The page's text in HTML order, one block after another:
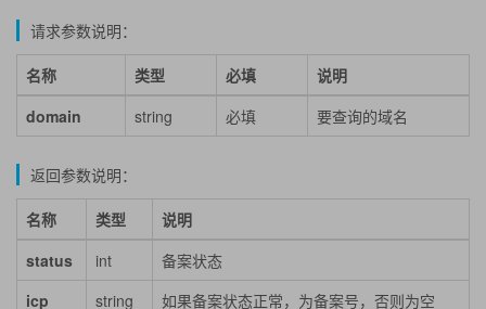
请求参数说明：
名称 类型 必填
说明
domain
string 必填 要查询的域名
返回参数说明：
名称 类型
说明
status
int
备案状态
icp
string 如果备案状态正常，为备案号，否则为空